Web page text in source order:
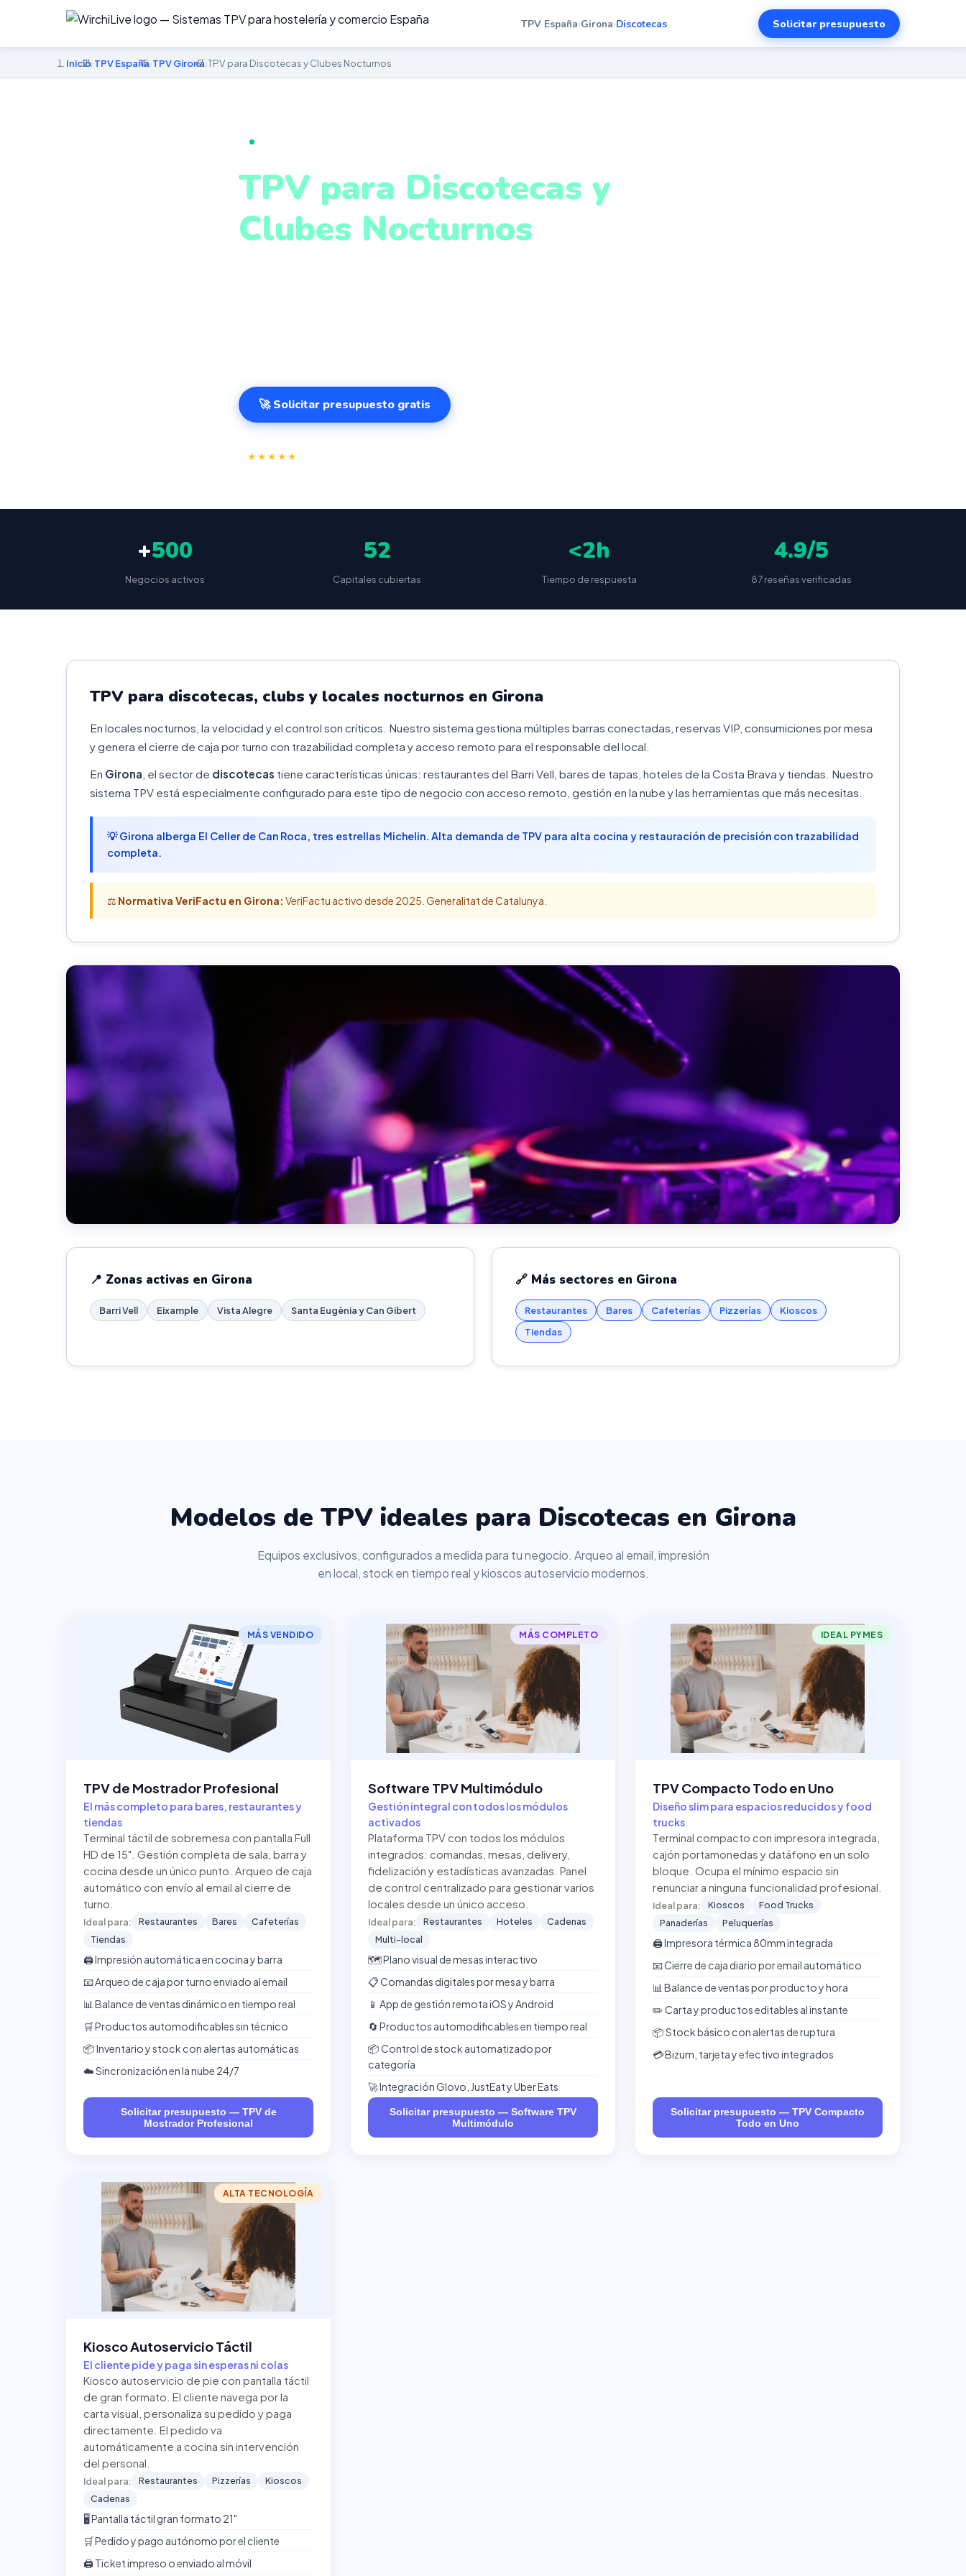
TPV España›Girona›Discotecas Solicitar presupuesto
Inicio›TPV España›TPV Girona›TPV para Discotecas y Clubes Nocturnos
TPV para Discotecas y
Clubes Nocturnos
🚀 Solicitar presupuesto gratis
★★★★★
+500
Negocios activos
52
Capitales cubiertas
<2h
Tiempo de respuesta
4.9/5
87 reseñas verificadas
TPV para discotecas, clubs y locales nocturnos en Girona
En locales nocturnos, la velocidad y el control son críticos. Nuestro sistema gestiona múltiples barras conectadas, reservas VIP, consumiciones por mesa
y genera el cierre de caja por turno con trazabilidad completa y acceso remoto para el responsable del local.
En Girona , el sector de discotecas tiene características únicas: restaurantes del Barri Vell, bares de tapas, hoteles de la Costa Brava y tiendas. Nuestro
sistema TPV está especialmente configurado para este tipo de negocio con acceso remoto, gestión en la nube y las herramientas que más necesitas.
💡 Girona alberga El Celler de Can Roca, tres estrellas Michelin. Alta demanda de TPV para alta cocina y restauración de precisión con trazabilidad
completa.
⚖️ Normativa VeriFactu en Girona: VeriFactu activo desde 2025. Generalitat de Catalunya.
📍 Zonas activas en Girona
Barri Vell Eixample Vista Alegre Santa Eugènia y Can Gibert
🔗 Más sectores en Girona
Restaurantes Bares Cafeterías Pizzerías
Kioscos
Tiendas
Modelos de TPV ideales para Discotecas en Girona
Equipos exclusivos, configurados a medida para tu negocio. Arqueo al email, impresión
en local, stock en tiempo real y kioscos autoservicio modernos.
MÁS VENDIDO
TPV de Mostrador Profesional
El más completo para bares, restaurantes y
tiendas
Terminal táctil de sobremesa con pantalla Full
HD de 15". Gestión completa de sala, barra y
cocina desde un único punto. Arqueo de caja
automático con envío al email al cierre de
turno.
Ideal para: Restaurantes Bares
Cafeterías
Tiendas
🖨️ Impresión automática en cocina y barra
📧 Arqueo de caja por turno enviado al email
📊 Balance de ventas dinámico en tiempo real
🛒 Productos automodificables sin técnico
📦 Inventario y stock con alertas automáticas
☁️ Sincronización en la nube 24/7
Solicitar presupuesto — TPV de
Mostrador Profesional
MÁS COMPLETO
Software TPV Multimódulo
Gestión integral con todos los módulos
activados
Plataforma TPV con todos los módulos
integrados: comandas, mesas, delivery,
fidelización y estadísticas avanzadas. Panel
de control centralizado para gestionar varios
locales desde un único acceso.
Ideal para: Restaurantes Hoteles
Cadenas
Multi-local
🗺️ Plano visual de mesas interactivo
📋 Comandas digitales por mesa y barra
📱 App de gestión remota iOS y Android
🔄 Productos automodificables en tiempo real
📦 Control de stock automatizado por
categoría
🚀 Integración Glovo, JustEat y Uber Eats
Solicitar presupuesto — Software TPV
Multimódulo
IDEAL PYMES
TPV Compacto Todo en Uno
Diseño slim para espacios reducidos y food
trucks
Terminal compacto con impresora integrada,
cajón portamonedas y datáfono en un solo
bloque. Ocupa el mínimo espacio sin
renunciar a ninguna funcionalidad profesional.
Ideal para: Kioscos
Food Trucks
Panaderías
Peluquerías
🖨️ Impresora térmica 80mm integrada
📧 Cierre de caja diario por email automático
📊 Balance de ventas por producto y hora
✏️ Carta y productos editables al instante
📦 Stock básico con alertas de ruptura
💳 Bizum, tarjeta y efectivo integrados
Solicitar presupuesto — TPV Compacto
Todo en Uno
ALTA TECNOLOGÍA
Kiosco Autoservicio Táctil
El cliente pide y paga sin esperas ni colas
Kiosco autoservicio de pie con pantalla táctil
de gran formato. El cliente navega por la
carta visual, personaliza su pedido y paga
directamente. El pedido va
automáticamente a cocina sin intervención
del personal.
Ideal para: Restaurantes Pizzerías
Kioscos
Cadenas
🖥️ Pantalla táctil gran formato 21"
🛒 Pedido y pago autónomo por el cliente
🖨️ Ticket impreso o enviado al móvil